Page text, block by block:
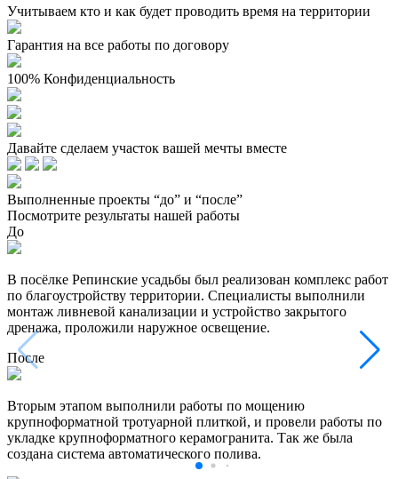
Учитываем кто и как будет проводить время на территории
Гарантия на все работы по договору
100% Конфиденциальность
Давайте сделаем участок вашей мечты вместе
Выполненные проекты “до” и “после”
Посмотрите результаты нашей работы
До
В посёлке Репинские усадьбы был реализован комплекс работ
по благоустройству территории. Специалисты выполнили
монтаж ливневой канализации и устройство закрытого
дренажа, проложили наружное освещение.
После
Вторым этапом выполнили работы по мощению
крупноформатной тротуарной плиткой, и провели работы по
укладке крупноформатного керамогранита. Так же была
создана система автоматического полива.